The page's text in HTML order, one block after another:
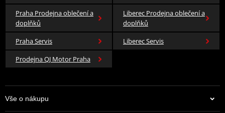
Praha Prodejna oblečení a
doplňků
Liberec Prodejna oblečení a
doplňků
Praha Servis
Liberec Servis
Prodejna QJ Motor Praha
Vše o nákupu